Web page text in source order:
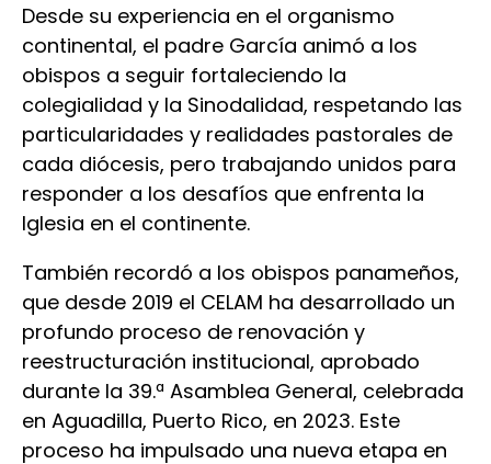
Desde su experiencia en el organismo
continental, el padre García animó a los
obispos a seguir fortaleciendo la
colegialidad y la Sinodalidad, respetando las
particularidades y realidades pastorales de
cada diócesis, pero trabajando unidos para
responder a los desafíos que enfrenta la
Iglesia en el continente.
También recordó a los obispos panameños,
que desde 2019 el CELAM ha desarrollado un
profundo proceso de renovación y
reestructuración institucional, aprobado
durante la 39.ª Asamblea General, celebrada
en Aguadilla, Puerto Rico, en 2023. Este
proceso ha impulsado una nueva etapa en